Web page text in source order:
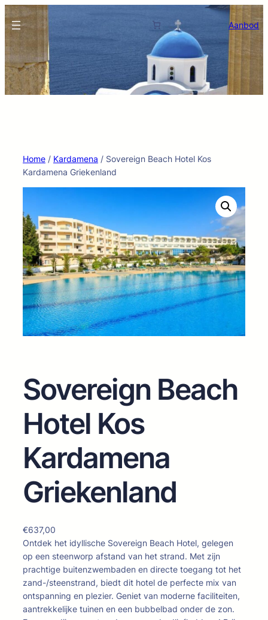
Ga
naar
de
inhoud
Aanbod
Home / Kardamena / Sovereign Beach Hotel Kos
Kardamena Griekenland
Sovereign Beach
Hotel Kos
Kardamena
Griekenland
€637,00
Ontdek het idyllische Sovereign Beach Hotel, gelegen
op een steenworp afstand van het strand. Met zijn
prachtige buitenzwembaden en directe toegang tot het
zand-/steenstrand, biedt dit hotel de perfecte mix van
ontspanning en plezier. Geniet van moderne faciliteiten,
aantrekkelijke tuinen en een bubbelbad onder de zon.